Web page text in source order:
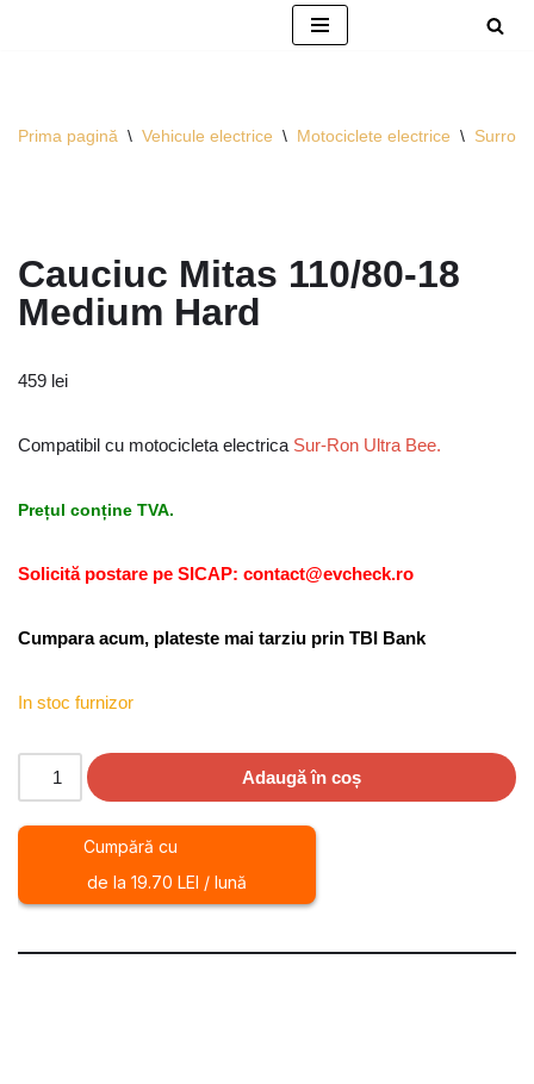
Prima pagină \ Vehicule electrice \ Motociclete electrice \ Surron
Cauciuc Mitas 110/80-18
Medium Hard
459 lei
Compatibil cu motocicleta electrica Sur-Ron Ultra Bee.
Prețul conține TVA.
Solicită postare pe SICAP: contact@evcheck.ro
Cumpara acum, plateste mai tarziu prin TBI Bank
In stoc furnizor
Adaugă în coș
Cumpără cu
de la 19.70 LEI / lună